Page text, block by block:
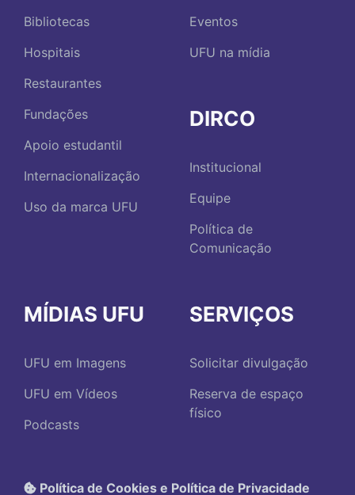
Bibliotecas
Hospitais
Restaurantes
Fundações
Apoio estudantil
Internacionalização
Uso da marca UFU
Eventos
UFU na mídia
DIRCO
Institucional
Equipe
Política de
Comunicação
MÍDIAS UFU
UFU em Imagens
UFU em Vídeos
Podcasts
SERVIÇOS
Solicitar divulgação
Reserva de espaço
físico
Política de Cookies e Política de Privacidade